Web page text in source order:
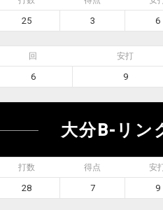
25 3 6
回 安打
6 9
大分B-リン
打数 得点 安
28 7 9